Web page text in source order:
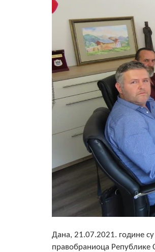
Дана, 21.07.2021. године
правобраниоца Републике